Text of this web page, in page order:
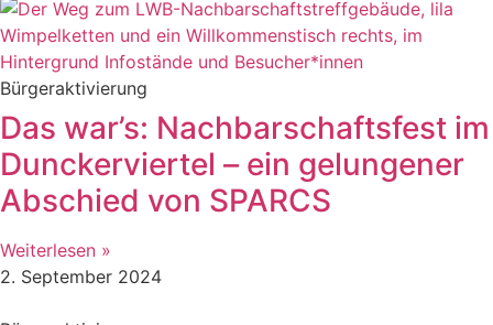
Bürgeraktivierung
Das war’s: Nachbarschaftsfest im
Dunckerviertel – ein gelungener
Abschied von SPARCS
Weiterlesen »
2. September 2024